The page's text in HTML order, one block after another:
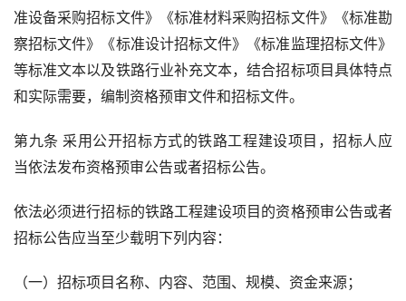
准设备采购招标文件》《标准材料采购招标文件》《标准勘
察招标文件》《标准设计招标文件》《标准监理招标文件》
等标准文本以及铁路行业补充文本，结合招标项目具体特点
和实际需要，编制资格预审文件和招标文件。
第九条 采用公开招标方式的铁路工程建设项目，招标人应
当依法发布资格预审公告或者招标公告。
依法必须进行招标的铁路工程建设项目的资格预审公告或者
招标公告应当至少载明下列内容：
（一）招标项目名称、内容、范围、规模、资金来源；